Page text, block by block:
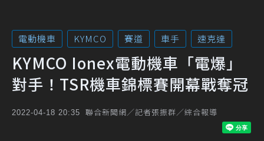
電動機車 KYMCO 賽道 車手 速克達
KYMCO Ionex電動機車「電爆」
對手！TSR機車錦標賽開幕戰奪冠
2022-04-18 20:35 聯合新聞網／記者張振群／綜合報導